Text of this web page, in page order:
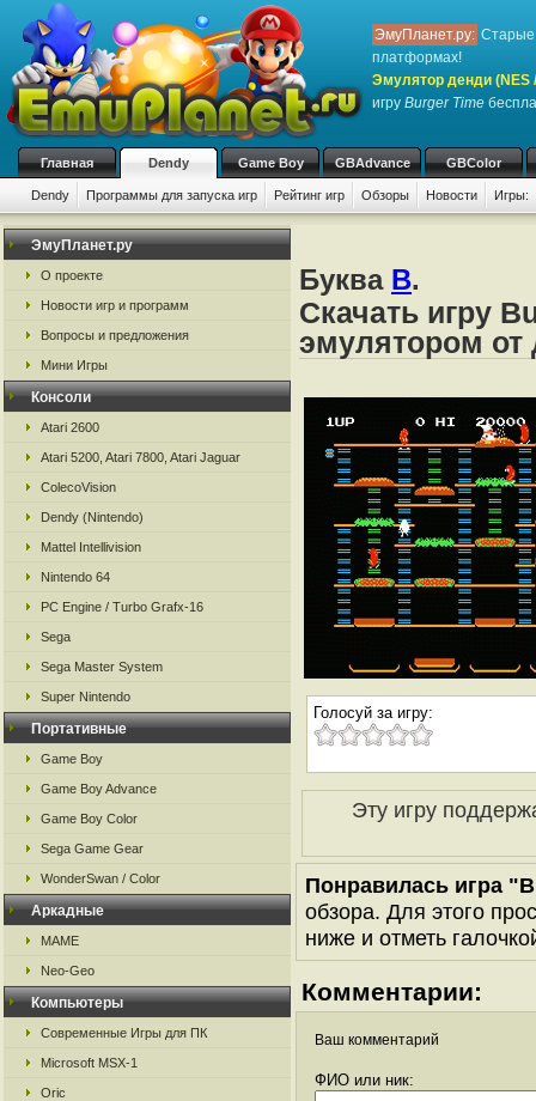
ЭмуПланет.ру: Старые
платформах!
Эмулятор денди (NES
игру Burger Time
Главная Dendy Game Boy GBAdvance GBColor
Dendy Программы для запуска игр Рейтинг игр Обзоры Новости Игры:
ЭмуПланет.ру
О проекте
Новости игр и программ
Вопросы и предложения
Мини Игры
Консоли
Atari 2600
Atari 5200, Atari 7800, Atari Jaguar
ColecoVision
Dendy (Nintendo)
Mattel Intellivision
Nintendo 64
PC Engine / Turbo Grafx-16
Sega
Sega Master System
Super Nintendo
Портативные
Game Boy
Game Boy Advance
Game Boy Color
Sega Game Gear
WonderSwan / Color
Аркадные
MAME
Neo-Geo
Компьютеры
Современные Игры для ПК
Microsoft MSX-1
Oric
Буква B.
Скачать игру
эмулятором от
Голосуй за игру:
Эту игру
Понравилась игра
обзора. Для этого
ниже и отметь
Комментарии:
Ваш комментарий
ФИО или ник: